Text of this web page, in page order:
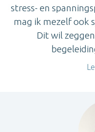
stress- en
mag ik mezelf ook
Dit wil